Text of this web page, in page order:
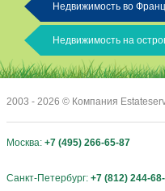
Недвижимость во
Недвижимость на
2003 - 2026 © Компания
Москва: +7 (495) 266-65-87
Санкт-Петербург: +7 (812) 244-